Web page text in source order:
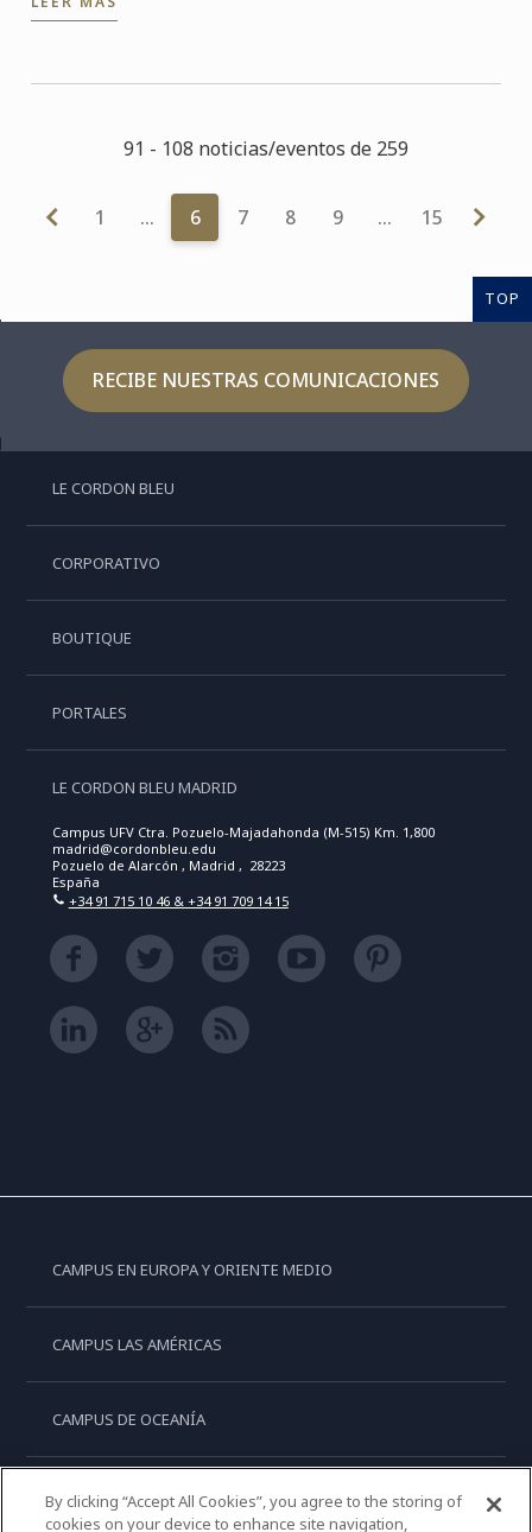
celebrar ...
91 - 108 noticias/eventos de 259
1 … 6 7 8 9 … 15
TOP
RECIBE NUESTRAS COMUNICACIONES
LE CORDON BLEU
CORPORATIVO
BOUTIQUE
PORTALES
LE CORDON BLEU MADRID
Campus UFV Ctra. Pozuelo-Majadahonda (M-515) Km. 1,800
madrid@cordonbleu.edu
Pozuelo de Alarcón , Madrid , 28223
España
+34 91 715 10 46 & +34 91 709 14 15
CAMPUS EN EUROPA Y ORIENTE MEDIO
CAMPUS LAS AMÉRICAS
CAMPUS DE OCEANÍA
CAMPUS DE ASIA
By clicking “Accept All Cookies”, you agree to the storing of
cookies on your device to enhance site navigation,